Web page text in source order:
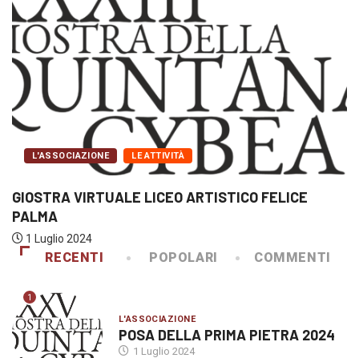
L'ASSOCIAZIONE LE ATTIVITÀ
GIOSTRA VIRTUALE LICEO ARTISTICO FELICE
PALMA
1 Luglio 2024
RECENTI POPOLARI COMMENTI
1
L'ASSOCIAZIONE
POSA DELLA PRIMA PIETRA 2024
1 Luglio 2024